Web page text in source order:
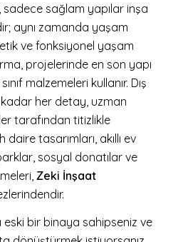
sağlam yapılar inşa
aynı zamanda yaşam
ve fonksiyonel yaşam
projelerinde en son yapı
malzemeleri kullanır. Dış
her detay, uzman
tarafından titizlikle
daire tasarımları, akıllı ev
sosyal donatılar ve
Zeki İnşaat
eski bir binaya sahipseniz ve